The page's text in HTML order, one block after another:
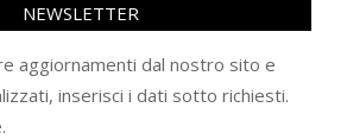
NEWSLETTER
aggiornamenti dal nostro sito e
inserisci i dati sotto richiesti.